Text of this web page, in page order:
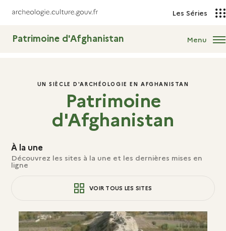
Les Séries
Patrimoine d'Afghanistan Menu
UN SIÈCLE D'ARCHÉOLOGIE EN AFGHANISTAN
Patrimoine
d'Afghanistan
À la une
Découvrez les sites à la une et les dernières mises en
ligne
VOIR TOUS LES SITES